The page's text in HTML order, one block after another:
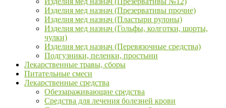
Изделия мед назнач (Презервативы прочие)
Изделия мед назнач (Пластыри рулоны)
Изделия мед назнач (Гольфы, колготки, шорты,
чулки)
Изделия мед назнач (Перевязочные средства)
Подгузники, пеленки, простыни
Лекарственные травы, сборы
Питательные смеси
Лекарственные средства
Обеззараживающие средства
Средства для лечения болезней крови